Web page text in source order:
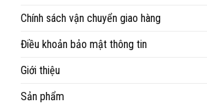
Chính sách vận chuyển giao hàng
Điều khoản bảo mật thông tin
Giới thiệu
Sản phẩm